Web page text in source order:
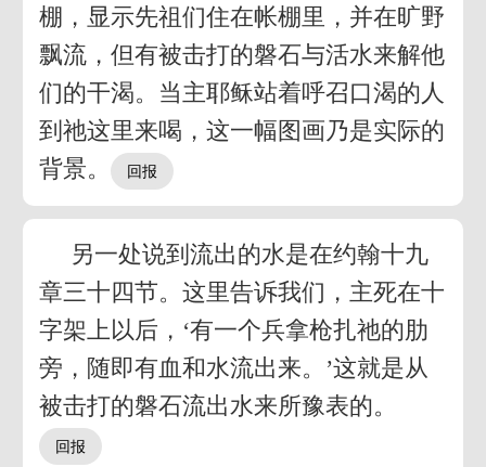
棚，显示先祖们住在帐棚里，并在旷野
飘流，但有被击打的磐石与活水来解他
们的干渴。当主耶稣站着呼召口渴的人
到祂这里来喝，这一幅图画乃是实际的
背景。
另一处说到流出的水是在约翰十九
章三十四节。这里告诉我们，主死在十
字架上以后，‘有一个兵拿枪扎祂的肋
旁，随即有血和水流出来。’这就是从
被击打的磐石流出水来所豫表的。